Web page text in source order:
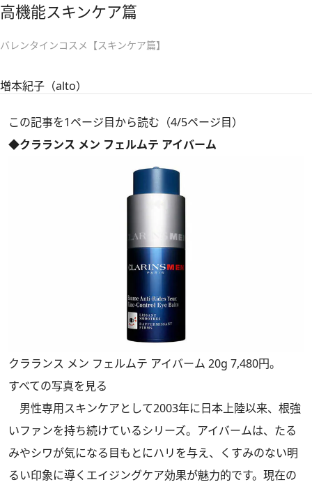
高機能スキンケア篇
バレンタインコスメ【スキンケア篇】
増本紀子（alto）
この記事を1ページ目から読む（4/5ページ目）
◆クラランス メン フェルムテ アイバーム
クラランス メン フェルムテ アイバーム 20g 7,480円。
すべての写真を見る
男性専用スキンケアとして2003年に日本上陸以来、根強
いファンを持ち続けているシリーズ。アイバームは、たる
みやシワが気になる目もとにハリを与え、くすみのない明
るい印象に導くエイジングケア効果が魅力的です。現在の